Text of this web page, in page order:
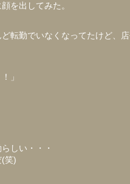
を出してみた。
転勤でいなくなってたけど、
」
しい・・・
(笑)